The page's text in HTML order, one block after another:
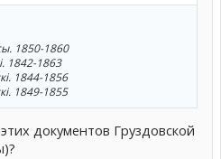
1850-1860
1842-1863
1844-1856
1849-1855
документов Груздовской